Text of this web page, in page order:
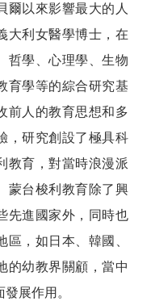
爾以來影響最大的人
大利女醫學博士，在
哲學、心理學、生物
育學等的綜合研究基
前人的教育思想和多
，研究創設了極具科
教育，對當時浪漫派
蒙台梭利教育除了興
先進國家外，同時也
區，如日本、韓國、
的幼教界關顧，當中
展作用。